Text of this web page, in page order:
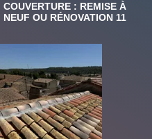
COUVERTURE : REMISE À
NEUF OU RÉNOVATION 11